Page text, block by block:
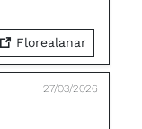
Florealanar
27/03/2026